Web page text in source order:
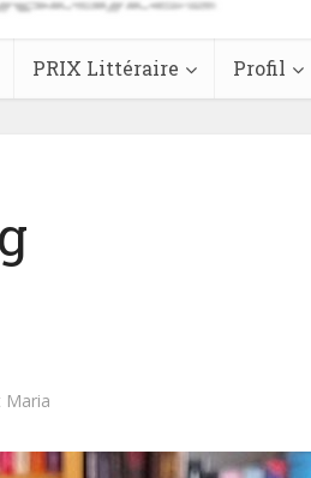
PRIX Littéraire Profil
Maria